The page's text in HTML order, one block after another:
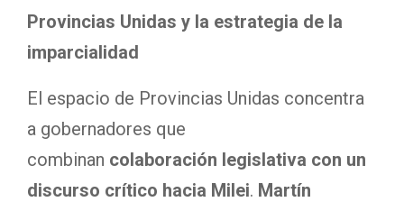
Provincias Unidas y la estrategia de la
imparcialidad
El espacio de Provincias Unidas concentra
a gobernadores que
combinan colaboración legislativa con un
discurso crítico hacia Milei. Martín